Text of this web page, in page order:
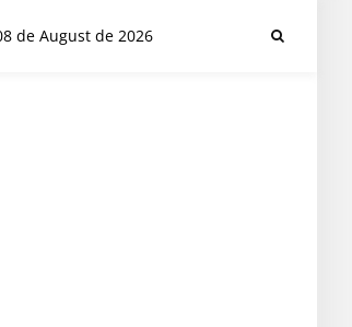
de August de 2026